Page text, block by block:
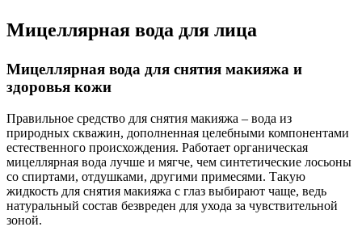
Мицеллярная вода для лица
Мицеллярная вода для снятия макияжа и
здоровья кожи
Правильное средство для снятия макияжа – вода из
природных скважин, дополненная целебными компонентами
естественного происхождения. Работает органическая
мицеллярная вода лучше и мягче, чем синтетические лосьоны
со спиртами, отдушками, другими примесями. Такую
жидкость для снятия макияжа с глаз выбирают чаще, ведь
натуральный состав безвреден для ухода за чувствительной
зоной.